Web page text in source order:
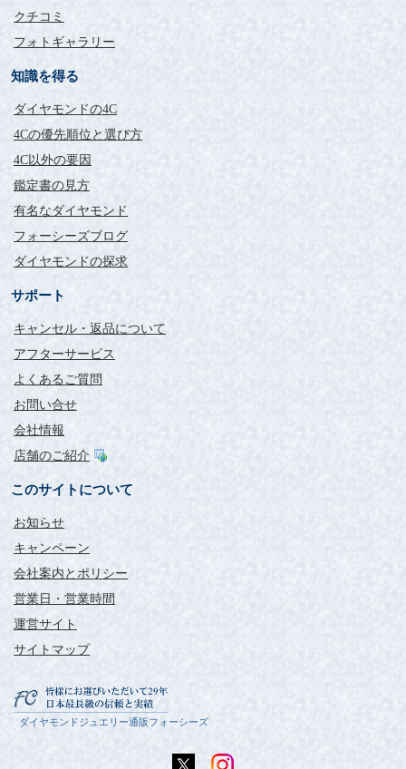
クチコミ
フォトギャラリー
知識を得る
ダイヤモンドの4C
4Cの優先順位と選び方
4C以外の要因
鑑定書の見方
有名なダイヤモンド
フォーシーズブログ
ダイヤモンドの探求
サポート
キャンセル・返品について
アフターサービス
よくあるご質問
お問い合せ
会社情報
店舗のご紹介
このサイトについて
お知らせ
キャンペーン
会社案内とポリシー
営業日・営業時間
運営サイト
サイトマップ
ダイヤモンドジュエリー通販フォーシーズ